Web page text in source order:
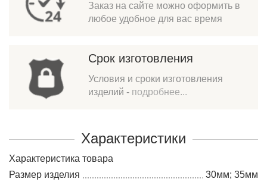
Заказ на сайте можно оформить в
любое удобное для вас время
Срок изготовления
Условия и сроки изготовления
изделий - подробнее...
Характеристики
Характеристика товара
Размер изделия
30мм; 35мм